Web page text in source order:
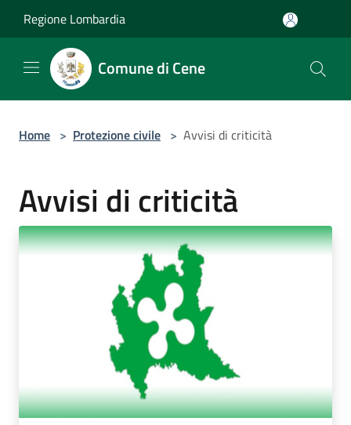
Regione Lombardia
Comune di Cene
Home > Protezione civile > Avvisi di criticità
Avvisi di criticità